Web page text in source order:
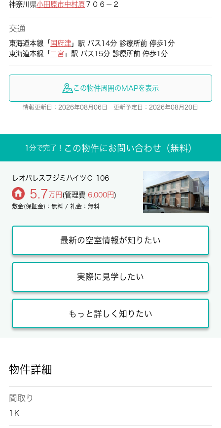
神奈川県小田原市中村原 ７０６－２
交通
東海道本線「 国府津」駅 バス14分 診療所前 停歩1分
東海道本線「 二宮」駅 バス15分 診療所前 停歩1分
この物件周囲のMAPを表示
情報更新日：2026年08月06日 更新予定日：2026年08月20日
1分で完了！ この物件にお問い合わせ（無料）
レオパレスフジミハイツＣ 106
5.7 万円 (管理費 6,000円)
敷金(保証金)：無料 / 礼金：無料
最新の空室情報が知りたい
実際に見学したい
もっと詳しく知りたい
物件詳細
間取り
1Ｋ